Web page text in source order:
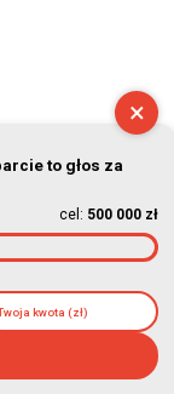
×
to głos za
cel: 500 000 zł